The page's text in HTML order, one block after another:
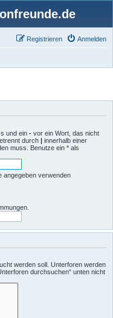
Anmelden
Registrieren
und ein - vor ein Wort, das nicht
durch | innerhalb einer
muss. Benutze ein * als
angegeben verwenden
werden soll. Unterforen werden
durchsuchen“ unten nicht